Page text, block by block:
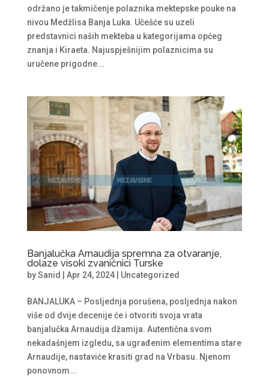
održano je takmičenje polaznika mektepske pouke na
nivou Medžlisa Banja Luka. Učešće su uzeli
predstavnici naših mekteba u kategorijama općeg
znanja i Kiraeta. Najuspješnijim polaznicima su
uručene prigodne...
Banjalučka Arnaudija spremna za otvaranje,
dolaze visoki zvaničnici Turske
bySanid Apr 24, 2024| Uncategorized
BANJALUKA – Posljednja porušena, posljednja nakon
više od dvije decenije će i otvoriti svoja vrata
banjalučka Arnaudija džamija. Autentična svom
nekadašnjem izgledu, sa ugrađenim elementima stare
Arnaudije, nastaviće krasiti grad na Vrbasu. Njenom
ponovnom...